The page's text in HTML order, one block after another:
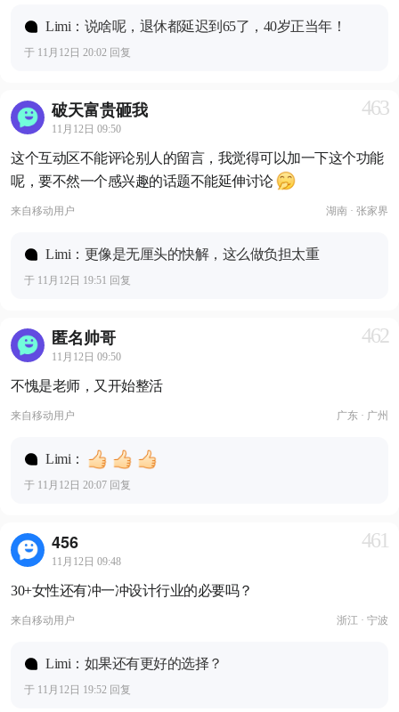
Limi：说啥呢，退休都延迟到65了，40岁正当年！
于 11月12日 20:02 回复
破天富贵砸我
11月12日 09:50
463
这个互动区不能评论别人的留言，我觉得可以加一下这个功能
呢，要不然一个感兴趣的话题不能延伸讨论
来自移动用户 湖南 · 张家界
Limi：更像是无厘头的快解，这么做负担太重
于 11月12日 19:51 回复
匿名帅哥
11月12日 09:50
462
不愧是老师，又开始整活
来自移动用户 广东 · 广州
Limi：
于 11月12日 20:07 回复
456
11月12日 09:48
461
30+女性还有冲一冲设计行业的必要吗？
来自移动用户 浙江 · 宁波
Limi：如果还有更好的选择？
于 11月12日 19:52 回复